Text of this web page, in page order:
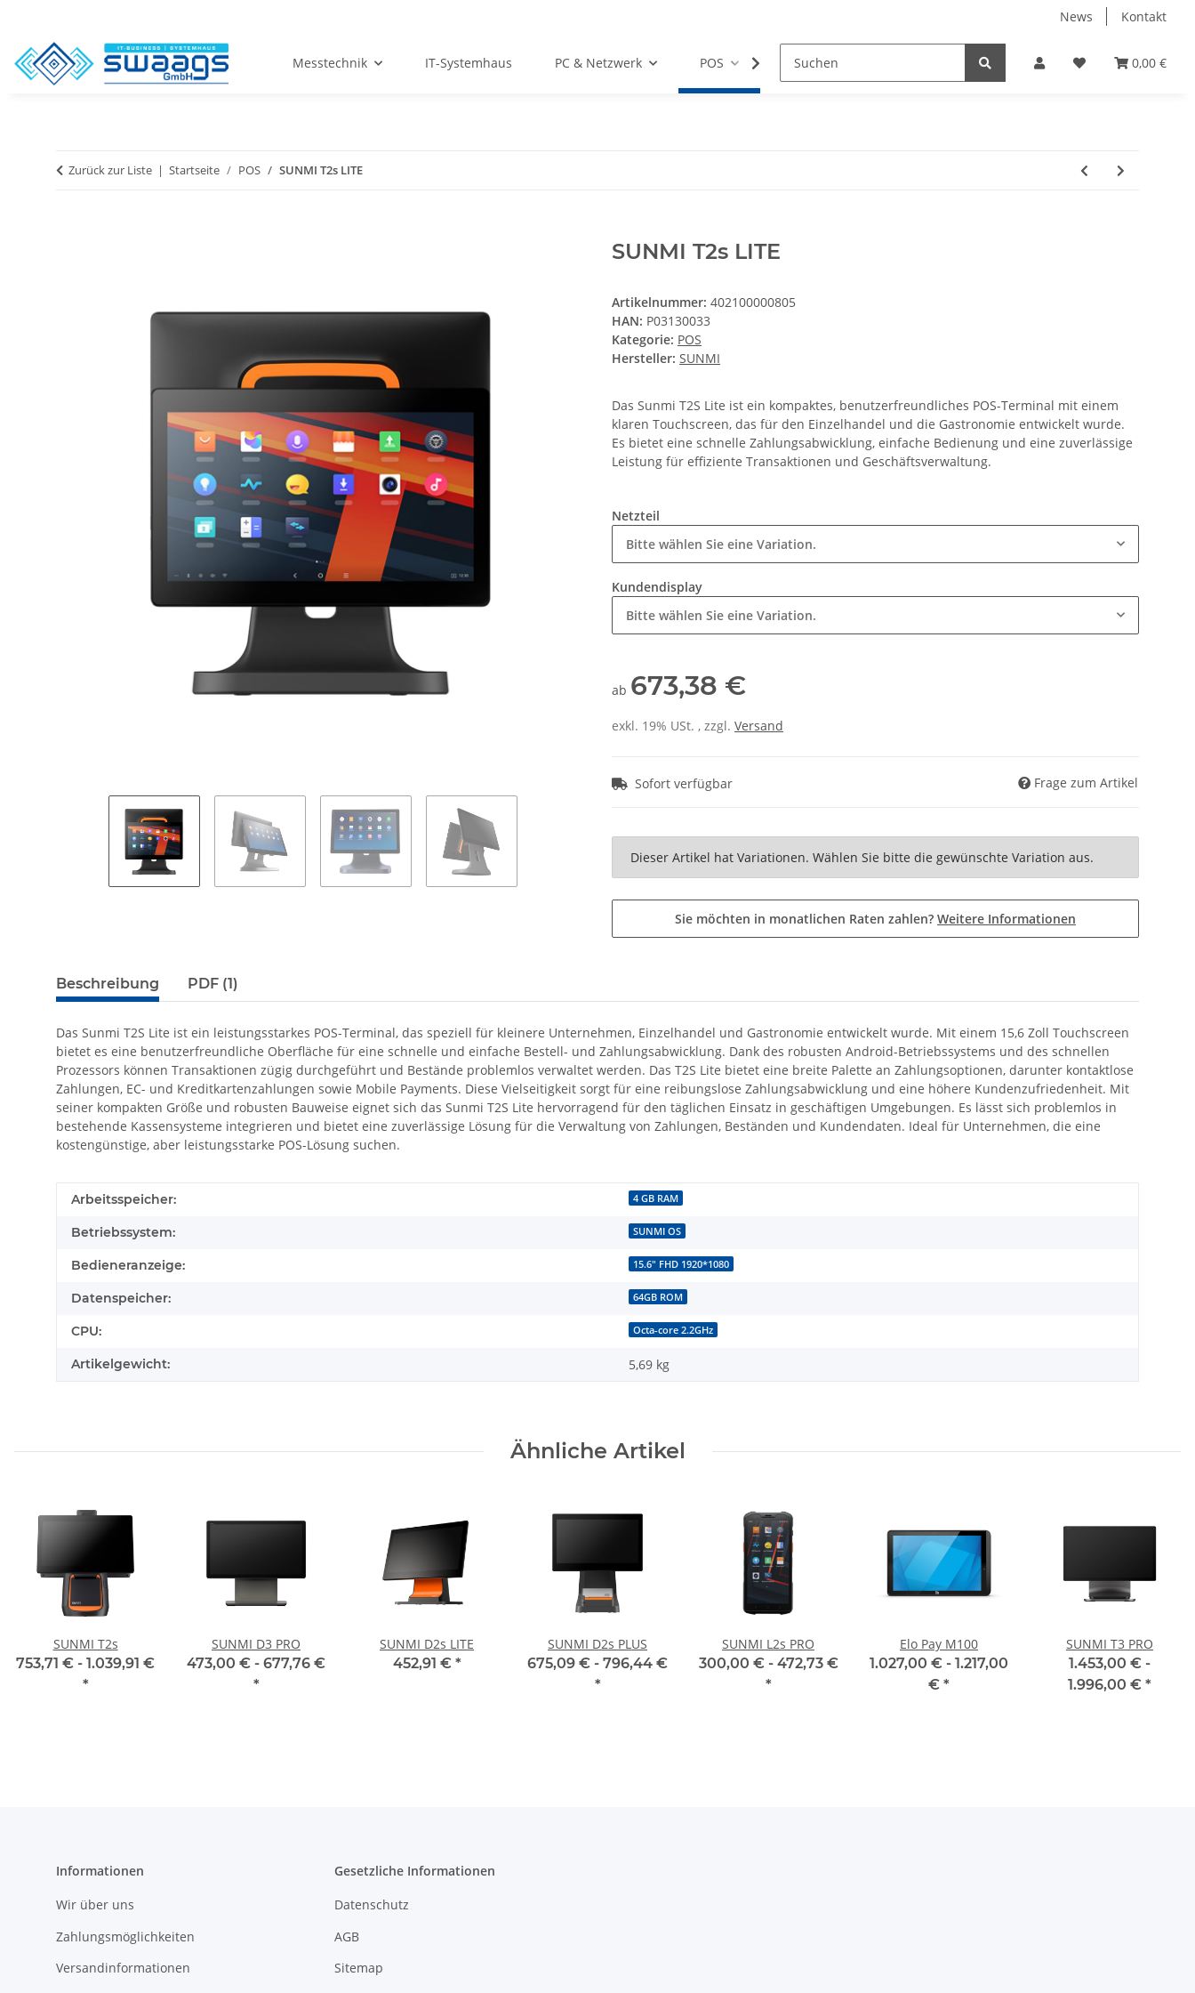
News Kontakt
0,00 €
Messtechnik IT-Systemhaus PC & Netzwerk POS Drucker & Scanner Zubehör Hersteller
Zurück zur Liste Startseite POS SUNMI T2s LITE
SUNMI T2s LITE
Artikelnummer: 402100000805
HAN: P03130033
Kategorie: POS
Hersteller: SUNMI
Das Sunmi T2S Lite ist ein kompaktes, benutzerfreundliches POS-Terminal mit einem
klaren Touchscreen, das für den Einzelhandel und die Gastronomie entwickelt wurde.
Es bietet eine schnelle Zahlungsabwicklung, einfache Bedienung und eine zuverlässige
Leistung für effiziente Transaktionen und Geschäftsverwaltung.
Netzteil
Bitte wählen Sie eine Variation.
Kundendisplay
Bitte wählen Sie eine Variation.
ab 673,38 €
exkl. 19% USt. , zzgl. Versand
Sofort verfügbar Frage zum Artikel
x
Dieser Artikel hat Variationen. Wählen Sie bitte die gewünschte Variation aus.
Sie möchten in monatlichen Raten zahlen? Weitere Informationen
Beschreibung PDF (1)
Das Sunmi T2S Lite ist ein leistungsstarkes POS-Terminal, das speziell für kleinere Unternehmen, Einzelhandel und Gastronomie entwickelt wurde. Mit einem 15,6 Zoll Touchscreen
bietet es eine benutzerfreundliche Oberfläche für eine schnelle und einfache Bestell- und Zahlungsabwicklung. Dank des robusten Android-Betriebssystems und des schnellen
Prozessors können Transaktionen zügig durchgeführt und Bestände problemlos verwaltet werden. Das T2S Lite bietet eine breite Palette an Zahlungsoptionen, darunter kontaktlose
Zahlungen, EC- und Kreditkartenzahlungen sowie Mobile Payments. Diese Vielseitigkeit sorgt für eine reibungslose Zahlungsabwicklung und eine höhere Kundenzufriedenheit. Mit
seiner kompakten Größe und robusten Bauweise eignet sich das Sunmi T2S Lite hervorragend für den täglichen Einsatz in geschäftigen Umgebungen. Es lässt sich problemlos in
bestehende Kassensysteme integrieren und bietet eine zuverlässige Lösung für die Verwaltung von Zahlungen, Beständen und Kundendaten. Ideal für Unternehmen, die eine
kostengünstige, aber leistungsstarke POS-Lösung suchen.
Arbeitsspeicher: 4 GB RAM
Betriebssystem: SUNMI OS
Bedieneranzeige: 15.6" FHD 1920*1080
Datenspeicher: 64GB ROM
CPU: Octa-core 2.2GHz
Artikelgewicht: 5,69 kg
Ähnliche Artikel
SUNMI T2s
753,71 € - 1.039,91 €
*
SUNMI D3 PRO
473,00 € - 677,76 €
*
SUNMI D2s LITE
452,91 € *
SUNMI D2s PLUS
675,09 € - 796,44 €
*
SUNMI L2s PRO
300,00 € - 472,73 €
*
Elo Pay M100
1.027,00 € - 1.217,00
€ *
SUNMI T3 PRO
1.453,00 € -
1.996,00 € *
Informationen
Wir über uns
Zahlungsmöglichkeiten
Versandinformationen
Gesetzliche Informationen
Datenschutz
AGB
Sitemap